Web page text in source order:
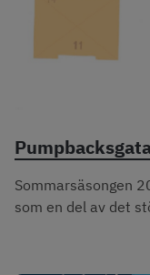
Sommarsäsongen
som en del av det